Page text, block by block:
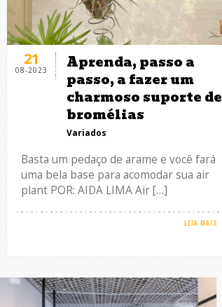
21
08-2023
Aprenda, passo a
passo, a fazer um
charmoso suporte de
bromélias
Variados
Basta um pedaço de arame e você fará
uma bela base para acomodar sua air
plant POR: AIDA LIMA Air […]
LEIA MAIS